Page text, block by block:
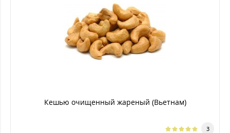
Кешью очищенный жареный (Вьетнам)
3